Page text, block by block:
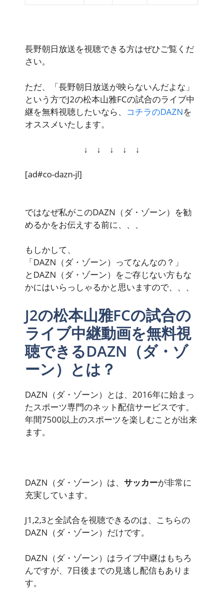
長野朝日放送を視聴できる方はぜひご覧くだ
さい。
ただ、「長野朝日放送が映らないんだよな」
という方でJ2の松本山雅FCの試合のライブ中
継を無料視聴したいなら、 コチラのDAZNを
オススメいたします。
↓ ↓ ↓ ↓ ↓
[ad#co-dazn-jl]
ではなぜ私がこのDAZN（ダ・ゾーン）を勧
めるかをお伝えする前に、、、
もしかして、
「DAZN（ダ・ゾーン）ってなんなの？」
とDAZN（ダ・ゾーン）をご存じない方もな
かにはいらっしゃるかと思いますので、、、
J2の松本山雅FCの試合の
ライブ中継動画を無料視
聴できるDAZN（ダ・ゾ
ーン）とは？
DAZN（ダ・ゾーン）とは、2016年に始まっ
たスポーツ専門のネット配信サービスです。
年間7500以上のスポーツを楽しむことが出来
ます。
DAZN（ダ・ゾーン）は、 サッカーが非常に
充実しています。
J1,2,3と全試合を視聴できるのは、こちらの
DAZN（ダ・ゾーン）だけです。
DAZN（ダ・ゾーン）はライブ中継はもちろ
んですが、7日後までの見逃し配信もありま
す。